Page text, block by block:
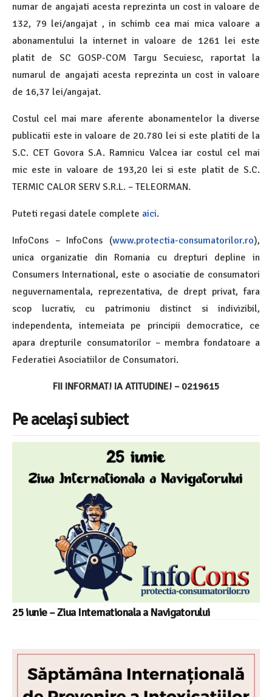
numar de angajati acesta reprezinta un cost in valoare de
132, 79 lei/angajat , in schimb cea mai mica valoare a
abonamentului la internet in valoare de 1261 lei este
platit de SC GOSP-COM Targu Secuiesc, raportat la
numarul de angajati acesta reprezinta un cost in valoare
de 16,37 lei/angajat.
Costul cel mai mare aferente abonamentelor la diverse
publicatii este in valoare de 20.780 lei si este platiti de la
S.C. CET Govora S.A. Ramnicu Valcea iar costul cel mai
mic este in valoare de 193,20 lei si este platit de S.C.
TERMIC CALOR SERV S.R.L. – TELEORMAN.
Puteti regasi datele complete aici.
InfoCons – InfoCons (www.protectia-consumatorilor.ro),
unica organizatie din Romania cu drepturi depline in
Consumers International, este o asociatie de consumatori
neguvernamentala, reprezentativa, de drept privat, fara
scop lucrativ, cu patrimoniu distinct si indivizibil,
independenta, intemeiata pe principii democratice, ce
apara drepturile consumatorilor – membra fondatoare a
Federatiei Asociatiilor de Consumatori.
FII INFORMAT! IA ATITUDINE! – 0219615
Pe același subiect
25 iunie – Ziua Internationala a Navigatorului